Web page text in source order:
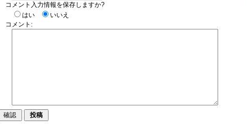
コメント入力情報を保存しますか?
はい
いいえ
コメント: